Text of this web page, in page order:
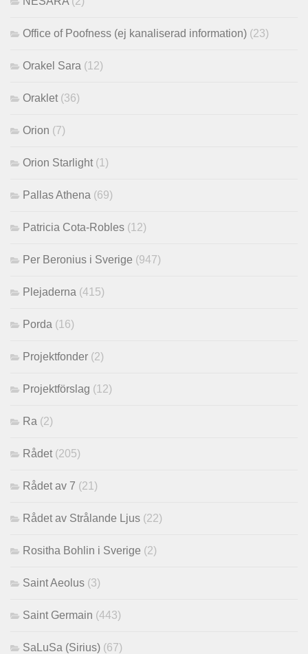
Office of Poofness (ej kanaliserad information) (23)
Orakel Sara (12)
Oraklet (36)
Orion (7)
Orion Starlight (1)
Pallas Athena (69)
Patricia Cota-Robles (12)
Per Beronius i Sverige (947)
Plejaderna (415)
Porda (16)
Projektfonder (2)
Projektförslag (12)
Ra (2)
Rådet (205)
Rådet av 7 (21)
Rådet av Strålande Ljus (22)
Rositha Bohlin i Sverige (2)
Saint Aeolus (3)
Saint Germain (443)
SaLuSa (Sirius) (67)